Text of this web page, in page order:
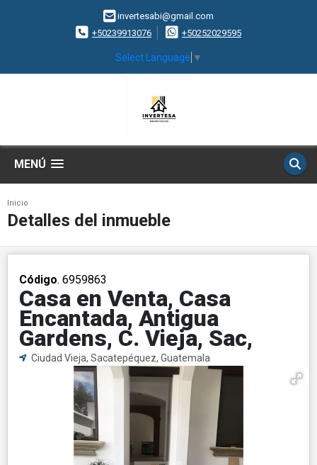
invertesabi@gmail.com
+50239913076
+50252029595
Select Language ▼
MENÚ
Inicio
Detalles del inmueble
Código. 6959863
Casa en Venta, Casa
Encantada, Antigua
Gardens, C. Vieja, Sac,
Ciudad Vieja, Sacatepéquez, Guatemala